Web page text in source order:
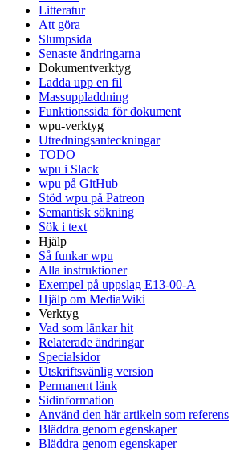
Litteratur
Att göra
Slumpsida
Senaste ändringarna
Dokumentverktyg
Ladda upp en fil
Massuppladdning
Funktionssida för dokument
wpu-verktyg
Utredningsanteckningar
TODO
wpu i Slack
wpu på GitHub
Stöd wpu på Patreon
Semantisk sökning
Sök i text
Hjälp
Så funkar wpu
Alla instruktioner
Exempel på uppslag E13-00-A
Hjälp om MediaWiki
Verktyg
Vad som länkar hit
Relaterade ändringar
Specialsidor
Utskriftsvänlig version
Permanent länk
Sidinformation
Använd den här artikeln som referens
Bläddra genom egenskaper
Bläddra genom egenskaper